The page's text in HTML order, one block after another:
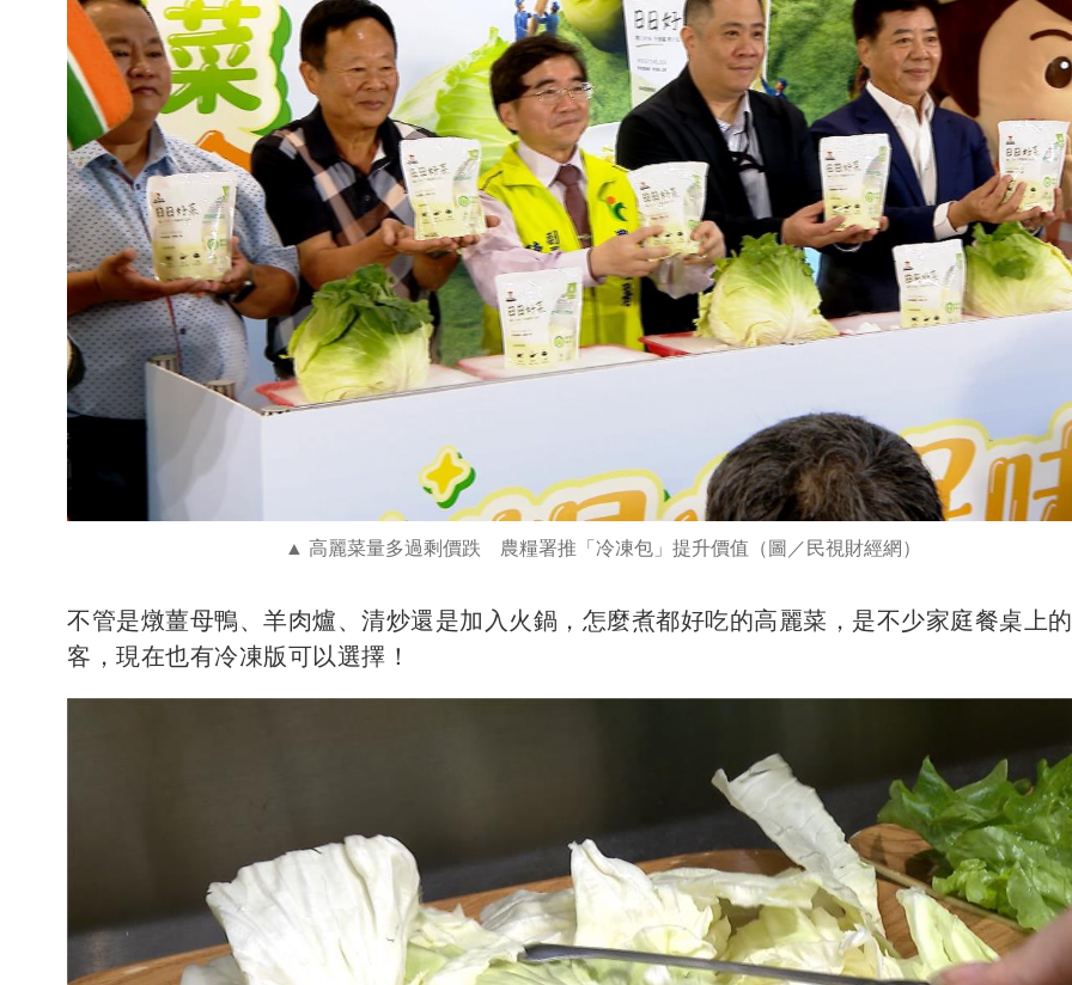
高麗菜量多過剩價跌 農糧署推「冷凍包」提升價值（圖／民視財經網）
不管是燉薑母鴨、羊肉爐、清炒還是加入火鍋，怎麼煮都好吃的高麗菜，是不少家庭餐桌上
客，現在也有冷凍版可以選擇！